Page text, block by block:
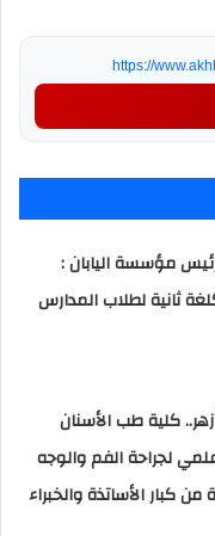
https://
مؤسسة اليابان :
ثانية لطلاب المدارس
كلية طب الأسنان
لجراحة الفم والوجه
كبار الأساتذة والخبراء